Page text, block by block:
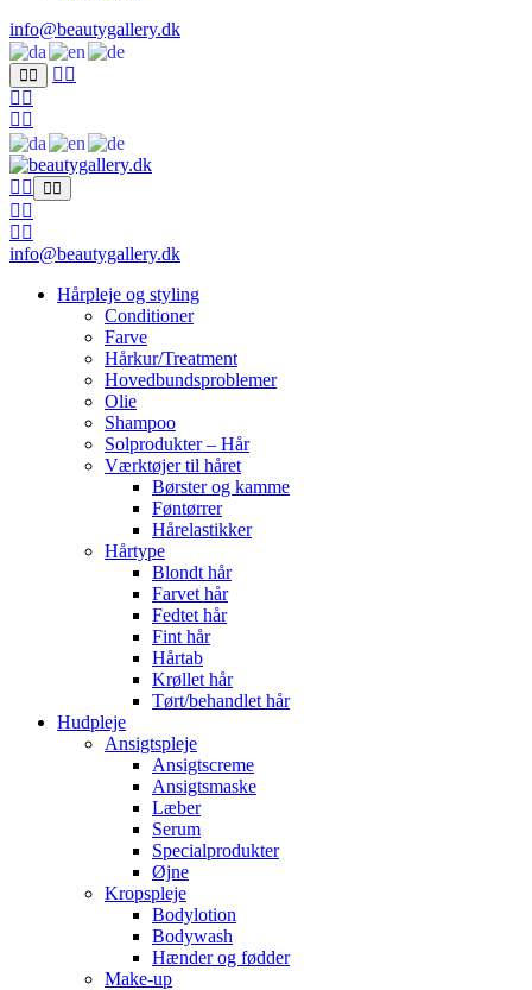
info@beautygallery.dk
info@beautygallery.dk
Hårpleje og styling
Conditioner
Farve
Hårkur/Treatment
Hovedbundsproblemer
Olie
Shampoo
Solprodukter – Hår
Værktøjer til håret
Børster og kamme
Føntørrer
Hårelastikker
Hårtype
Blondt hår
Farvet hår
Fedtet hår
Fint hår
Hårtab
Krøllet hår
Tørt/behandlet hår
Hudpleje
Ansigtspleje
Ansigtscreme
Ansigtsmaske
Læber
Serum
Specialprodukter
Øjne
Kropspleje
Bodylotion
Bodywash
Hænder og fødder
Make-up